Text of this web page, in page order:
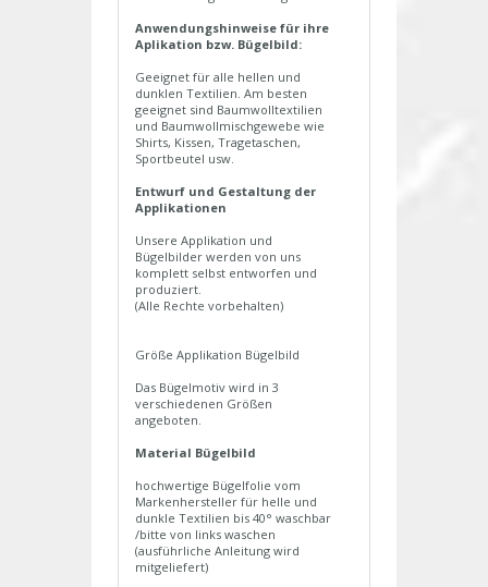
Anwendungshinweise für ihre
Aplikation bzw. Bügelbild:
Geeignet für alle hellen und
dunklen Textilien. Am besten
geeignet sind Baumwolltextilien
und Baumwollmischgewebe wie
Shirts, Kissen, Tragetaschen,
Sportbeutel usw.
Entwurf und Gestaltung der
Applikationen
Unsere Applikation und
Bügelbilder werden von uns
komplett selbst entworfen und
produziert.
(Alle Rechte vorbehalten)
Größe Applikation Bügelbild
Das Bügelmotiv wird in 3
verschiedenen Größen
angeboten.
Material Bügelbild
hochwertige Bügelfolie vom
Markenhersteller für helle und
dunkle Textilien bis 40° waschbar
/bitte von links waschen
(ausführliche Anleitung wird
mitgeliefert)